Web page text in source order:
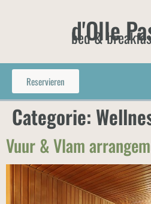
d'Olle
bed &
Reservieren
Categorie:
Vuur & Vlam